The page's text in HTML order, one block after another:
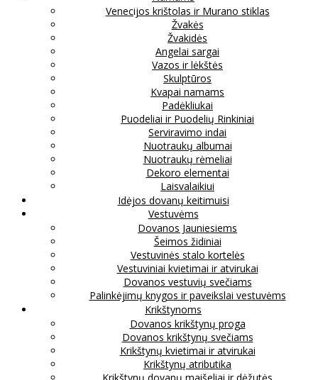
Venecijos krištolas ir Murano stiklas
Žvakės
Žvakidės
Angelai sargai
Vazos ir lėkštės
Skulptūros
Kvapai namams
Padėkliukai
Puodeliai ir Puodelių Rinkiniai
Serviravimo indai
Nuotraukų albumai
Nuotraukų rėmeliai
Dekoro elementai
Laisvalaikiui
Idėjos dovanų keitimuisi
Vestuvėms
Dovanos Jauniesiems
Šeimos židiniai
Vestuvinės stalo kortelės
Vestuviniai kvietimai ir atvirukai
Dovanos vestuvių svečiams
Palinkėjimų knygos ir paveikslai vestuvėms
Krikštynoms
Dovanos krikštynų proga
Dovanos krikštynų svečiams
Krikštynų kvietimai ir atvirukai
Krikštynų atributika
Krikštynų dovanų maišeliai ir dėžutės